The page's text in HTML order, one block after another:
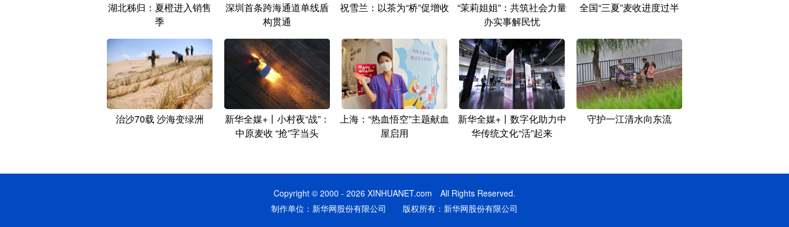
湖北秭归：夏橙进入销售
季
深圳首条跨海通道单线盾
构贯通
祝雪兰：以茶为“桥”促增收
“茉莉姐姐”：共筑社会力量
办实事解民忧
全国“三夏”麦收进度过半
治沙70载 沙海变绿洲
新华全媒+丨小村夜“战”：
中原麦收 “抢”字当头
上海：“热血悟空”主题献血
屋启用
新华全媒+丨数字化助力中
华传统文化“活”起来
守护一江清水向东流
Copyright © 2000 - 2026 XINHUANET.com All Rights Reserved.
制作单位：新华网股份有限公司 版权所有：新华网股份有限公司